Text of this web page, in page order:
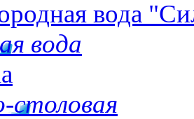
вода
вода
столовая